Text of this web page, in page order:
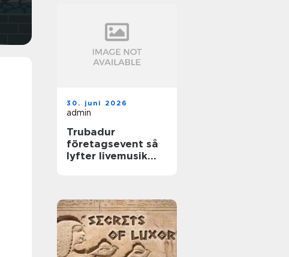
30. juni 2026
admin
Trubadur
företagsevent så
lyfter livemusik